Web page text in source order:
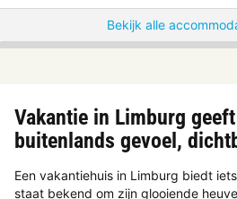
Bekijk alle
Vakantie in Limburg
buitenlands gevoel,
Een vakantiehuis in Limburg biedt
staat bekend om zijn glooiende